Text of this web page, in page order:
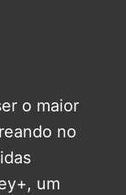
o maior
no
um